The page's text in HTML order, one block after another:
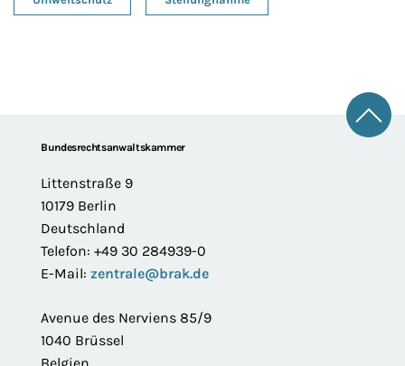
FooterBundesrechtsanwaltskammer
Littenstraße 9
10179 Berlin
Deutschland
Telefon: +49 30 284939-0
E-Mail: zentrale@brak.de
Avenue des Nerviens 85/9
1040 Brüssel